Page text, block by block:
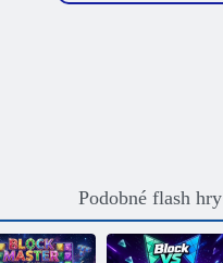
Podobné flash hry